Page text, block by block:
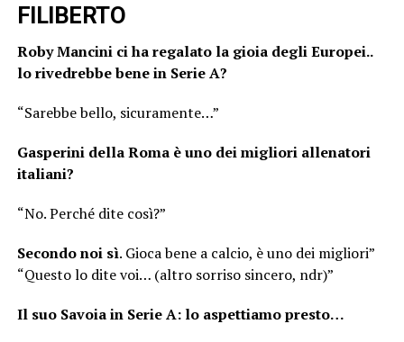
FILIBERTO
Roby Mancini ci ha regalato la gioia degli Europei..
lo rivedrebbe bene in Serie A?
“Sarebbe bello, sicuramente…”
Gasperini della Roma è uno dei migliori allenatori
italiani?
“No. Perché dite così?”
Secondo noi sì. Gioca bene a calcio, è uno dei migliori”
“Questo lo dite voi… (altro sorriso sincero, ndr)”
Il suo Savoia in Serie A: lo aspettiamo presto…